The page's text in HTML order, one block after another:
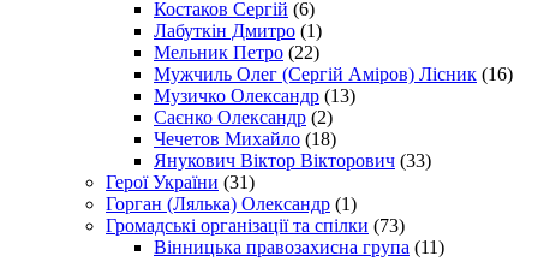
Костаков Сергій (6)
Лабуткін Дмитро (1)
Мельник Петро (22)
Мужчиль Олег (Сергій Аміров) Лісник (16)
Музичко Олександр (13)
Саєнко Олександр (2)
Чечетов Михайло (18)
Янукович Віктор Вікторович (33)
Герої України (31)
Горган (Лялька) Олександр (1)
Громадські організації та спілки (73)
Вінницька правозахисна група (11)